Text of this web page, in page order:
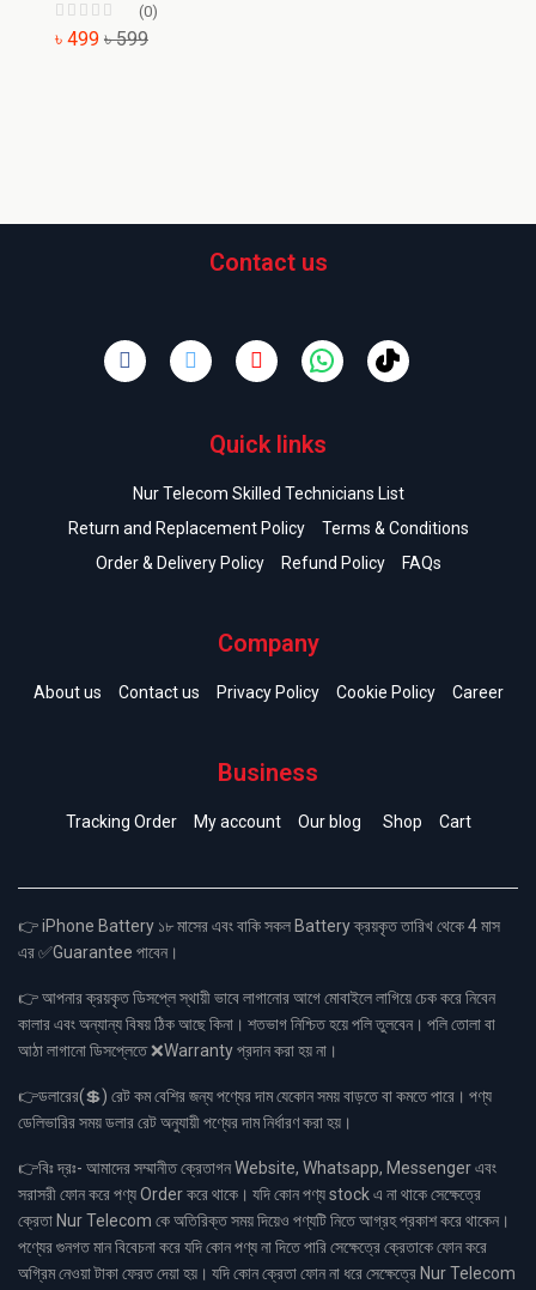
(0)
৳ 499 ৳ 599
Contact us
Quick links
Nur Telecom Skilled Technicians List
Return and Replacement Policy
Terms & Conditions
Order & Delivery Policy
Refund Policy FAQs
Company
About us Contact us Privacy Policy Cookie Policy Career
Business
Tracking Order My account Our blog Shop Cart
👉 iPhone Battery ১৮ মাসের এবং বাকি সকল Battery ক্রয়কৃত তারিখ থেকে 4 মাস
এর ✅Guarantee পাবেন।
👉 আপনার ক্রয়কৃত ডিসপ্লে স্থায়ী ভাবে লাগানোর আগে মোবাইলে লাগিয়ে চেক করে নিবেন
কালার এবং অন্যান্য বিষয় ঠিক আছে কিনা। শতভাগ নিশ্চিত হয়ে পলি তুলবেন। পলি তোলা বা
আঠা লাগানো ডিসপ্লেতে ❌Warranty প্রদান করা হয় না।
👉ডলারের(💲) রেট কম বেশির জন্য পণ্যের দাম যেকোন সময় বাড়তে বা কমতে পারে। পণ্য
ডেলিভারির সময় ডলার রেট অনুযায়ী পণ্যের দাম নির্ধারণ করা হয়।
👉বিঃ দ্রঃ- আমাদের সম্মানীত ক্রেতাগন Website, Whatsapp, Messenger এবং
সরাসরী ফোন করে পণ্য Order করে থাকে। যদি কোন পণ্য stock এ না থাকে সেক্ষেত্রে
ক্রেতা Nur Telecom কে অতিরিক্ত সময় দিয়েও পণ্যটি নিতে আগ্রহ প্রকাশ করে থাকেন।
পণ্যের গুনগত মান বিবেচনা করে যদি কোন পণ্য না দিতে পারি সেক্ষেত্রে ক্রেতাকে ফোন করে
অগ্রিম নেওয়া টাকা ফেরত দেয়া হয়। যদি কোন ক্রেতা ফোন না ধরে সেক্ষেত্রে Nur Telecom